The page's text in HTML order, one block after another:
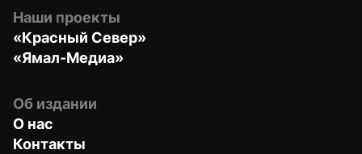
Наши проекты
«Красный Север»
«Ямал-Медиа»
Об издании
О нас
Контакты